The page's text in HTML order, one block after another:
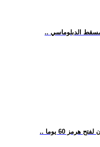
مسقط الدبلوماسي
هرمز 60 يوما